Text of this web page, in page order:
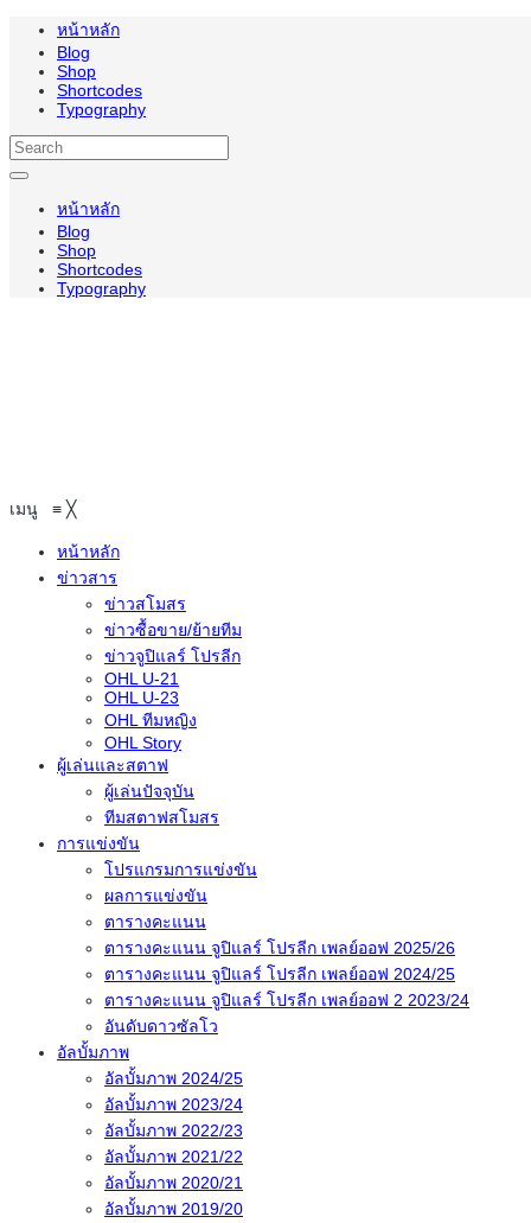
หน้าหลัก
Blog
Shop
Shortcodes
Typography
หน้าหลัก
Blog
Shop
Shortcodes
Typography
เมนู ≡ ╳
หน้าหลัก
ข่าวสาร
ข่าวสโมสร
ข่าวซื้อขาย/ย้ายทีม
ข่าวจูปิแลร์ โปรลีก
OHL U-21
OHL U-23
OHL ทีมหญิง
OHL Story
ผู้เล่นและสตาฟ
ผู้เล่นปัจจุบัน
ทีมสตาฟสโมสร
การแข่งขัน
โปรแกรมการแข่งขัน
ผลการแข่งขัน
ตารางคะแนน
ตารางคะแนน จูปิแลร์ โปรลีก เพลย์ออฟ 2025/26
ตารางคะแนน จูปิแลร์ โปรลีก เพลย์ออฟ 2024/25
ตารางคะแนน จูปิแลร์ โปรลีก เพลย์ออฟ 2 2023/24
อันดับดาวซัลโว
อัลบั้มภาพ
อัลบั้มภาพ 2024/25
อัลบั้มภาพ 2023/24
อัลบั้มภาพ 2022/23
อัลบั้มภาพ 2021/22
อัลบั้มภาพ 2020/21
อัลบั้มภาพ 2019/20